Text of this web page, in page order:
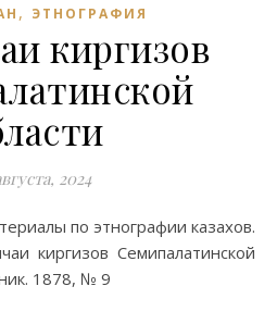
, ЭТНОГРАФИЯ
киргизов
2024
киргизов Семипалатинской
1878, № 9